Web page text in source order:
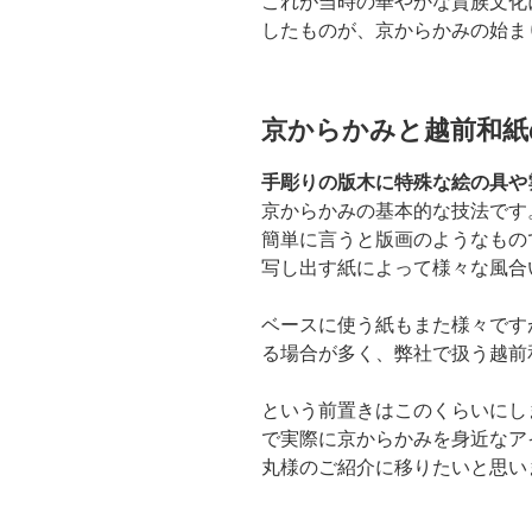
したものが、京からかみの始
京からかみと越前和
手彫りの版木に特殊な絵の具
京からかみの基本的な技法です
簡単に言うと版画のようなも
写し出す紙によって様々な風
ベースに使う紙もまた様々で
る場合が多く、弊社で扱う越
という前置きはこのくらいに
で実際に京からかみを身近な
丸様のご紹介に移りたいと思い